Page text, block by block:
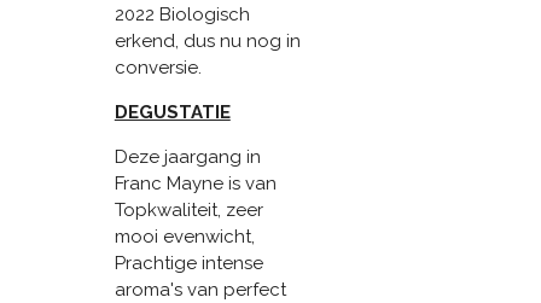
2022 Biologisch
erkend, dus nu nog in
conversie.
DEGUSTATIE
Deze jaargang in
Franc Mayne is van
Topkwaliteit, zeer
mooi evenwicht,
Prachtige intense
aroma's van perfect